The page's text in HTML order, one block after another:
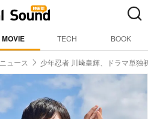
MOVIE TECH BOOK
ニュース 少年忍者 川﨑皇輝、ドラマ単独